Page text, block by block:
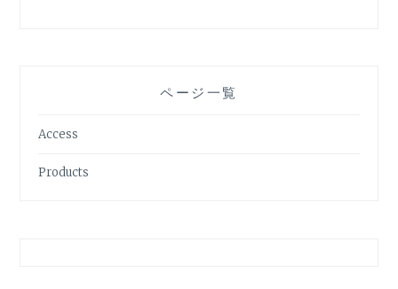
ページ一覧
Access
Products